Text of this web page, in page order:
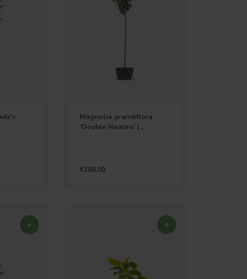
Magnolia grandiflora
'Double Nantais' |
€150,00